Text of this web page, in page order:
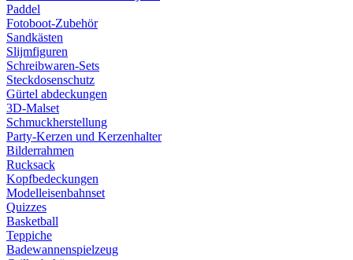
Paddel
Fotoboot-Zubehör
Sandkästen
Slijmfiguren
Schreibwaren-Sets
Steckdosenschutz
Gürtel abdeckungen
3D-Malset
Schmuckherstellung
Party-Kerzen und Kerzenhalter
Bilderrahmen
Rucksack
Kopfbedeckungen
Modelleisenbahnset
Quizzes
Basketball
Teppiche
Badewannenspielzeug